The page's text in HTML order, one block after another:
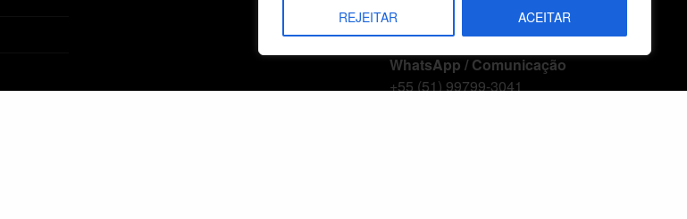
REJEITAR ACEITAR
+55 (51) 99734-4518
WhatsApp / Comunicação
+55 (51) 99799-3041